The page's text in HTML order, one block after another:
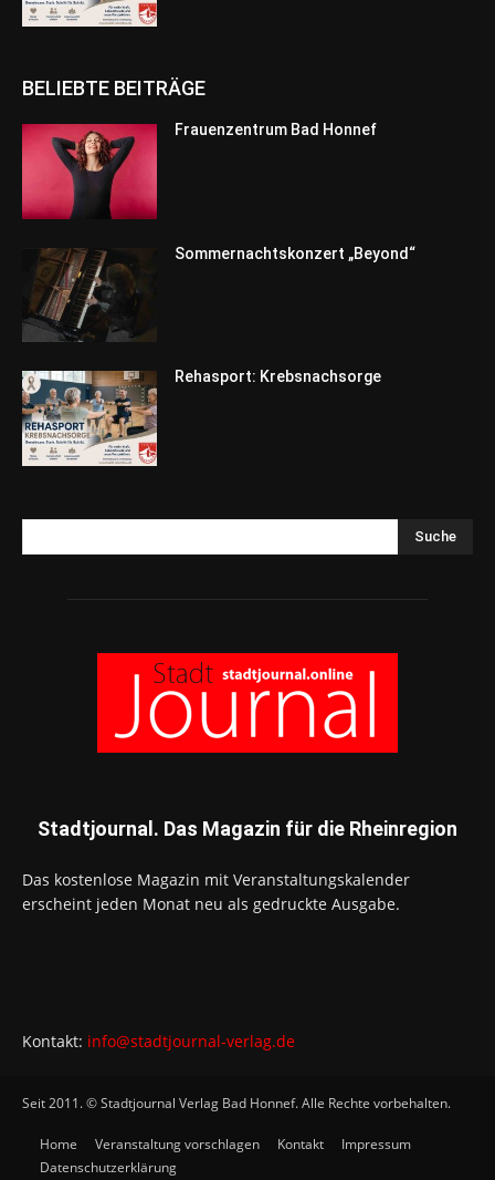
BELIEBTE BEITRÄGE
Frauenzentrum Bad Honnef
Sommernachtskonzert „Beyond“
Rehasport: Krebsnachsorge
Suche
Stadtjournal. Das Magazin für die Rheinregion
Das kostenlose Magazin mit Veranstaltungskalender
erscheint jeden Monat neu als gedruckte Ausgabe.
Kontakt: info@stadtjournal-verlag.de
Seit 2011. © Stadtjournal Verlag Bad Honnef. Alle Rechte vorbehalten.
Home Veranstaltung vorschlagen Kontakt
Impressum
Datenschutzerklärung